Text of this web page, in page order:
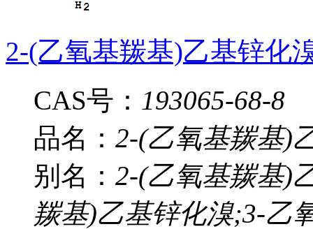
2-(乙氧基羰基)乙基锌化
CAS号： 193065-68-8
品名： 2-(乙氧基羰基)
别名： 2-(乙氧基羰基)
羰基)乙基锌化溴;3-乙